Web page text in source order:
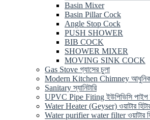
Basin Mixer
Basin Pillar Cock
Angle Stop Cock
PUSH SHOWER
BIB COCK
SHOWER MIXER
MOVING SINK COCK
Gas Stove গ্যাসের চুলা
Modern Kitchen Chimney আধুনিক
Sanitary স্যানিটারি
UPVC Pipe Fiting ইউপিভিসি পাইপ
Water Heater (Geyser) ওয়াটার
Water purifier water filter ওয়াটার